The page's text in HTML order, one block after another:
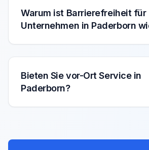
Warum ist Barrierefreiheit für
Unternehmen in Paderborn
Bieten Sie vor-Ort Service in
Paderborn?